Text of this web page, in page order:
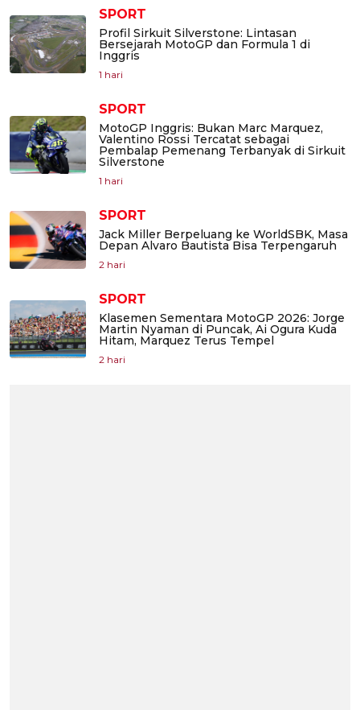
SPORT
Profil Sirkuit Silverstone: Lintasan
Bersejarah MotoGP dan Formula 1 di
Inggris
1 hari
SPORT
MotoGP Inggris: Bukan Marc Marquez,
Valentino Rossi Tercatat sebagai
Pembalap Pemenang Terbanyak di Sirkuit
Silverstone
1 hari
SPORT
Jack Miller Berpeluang ke WorldSBK, Masa
Depan Alvaro Bautista Bisa Terpengaruh
2 hari
SPORT
Klasemen Sementara MotoGP 2026: Jorge
Martin Nyaman di Puncak, Ai Ogura Kuda
Hitam, Marquez Terus Tempel
2 hari